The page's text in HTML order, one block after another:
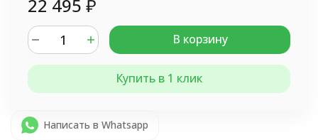
22 495 ₽
В корзину
Купить в 1 клик
Написать в Whatsapp